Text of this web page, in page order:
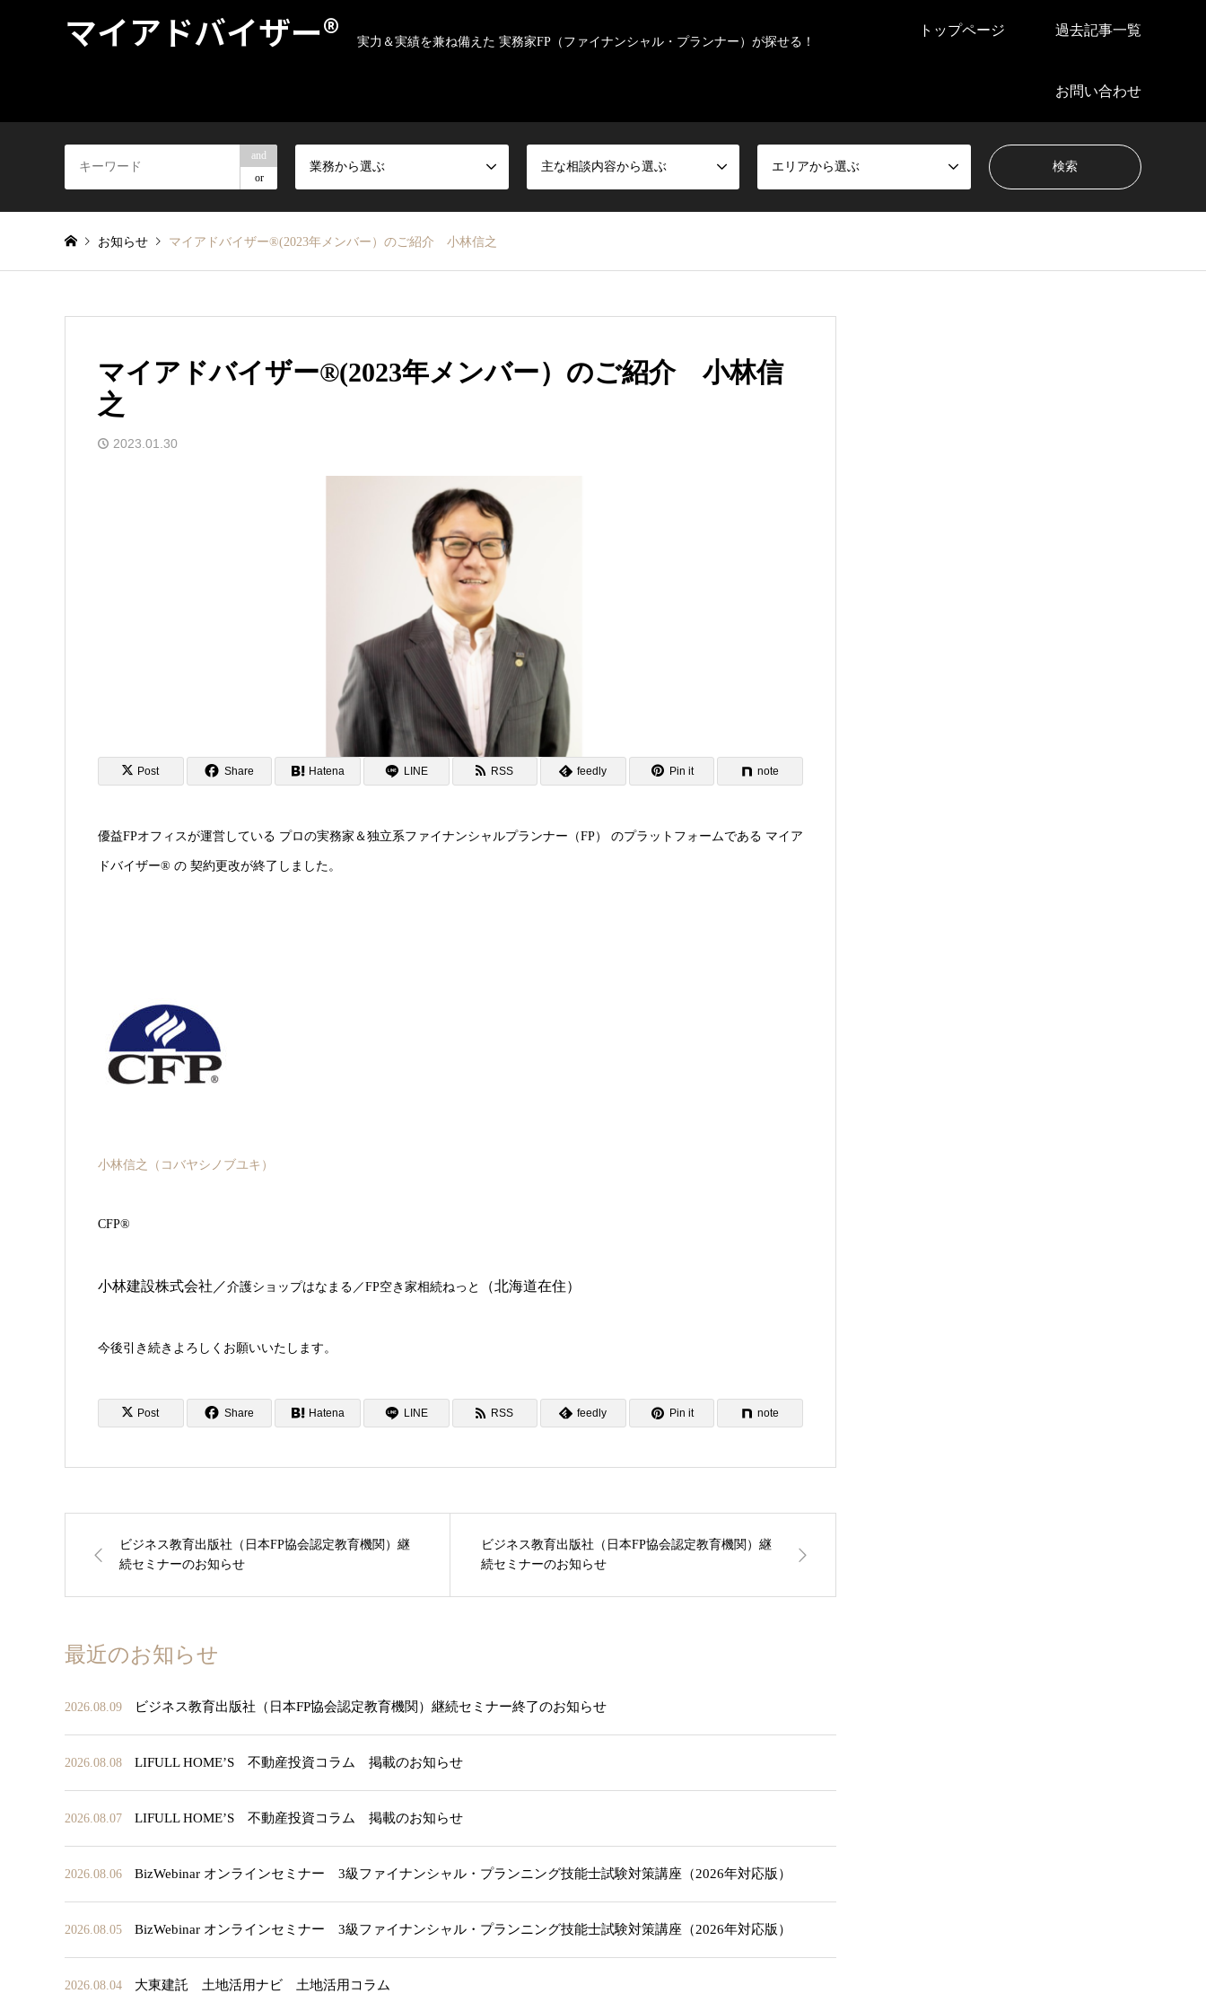
マイアドバイザー® 実力＆実績を兼ね備えた 実務家FP（ファイナンシャル・プランナー）が探せる！
トップページ 過去記事一覧
お問い合わせ
and
or
業務から選ぶ 主な相談内容から選ぶ エリアから選ぶ
お知らせ マイアドバイザー®(2023年メンバー）のご紹介 小林信之
マイアドバイザー®(2023年メンバー）のご紹介 小林信
之
2023.01.30
Post Share Hatena LINE RSS feedly Pin it note
優益FPオフィスが運営している プロの実務家＆独立系ファイナンシャルプランナー（FP） のプラットフォームである マイア
ドバイザー® の 契約更改が終了しました。
小林信之（コバヤシノ ブユキ ）
CFP®
小林建設株式会社／介護ショップはなまる／FP空き家相続ねっと （北海道在住）
今後引き続きよろしくお願いいたします。
Post Share Hatena LINE RSS feedly Pin it note
ビジネス教育出版社（日本FP協会認定教育機関）継
続セミナーのお知らせ
ビジネス教育出版社（日本FP協会認定教育機関）継
続セミナーのお知らせ
最近のお知らせ
2026.08.09 ビジネス教育出版社（日本FP協会認定教育機関）継続セミナー終了のお知らせ
2026.08.08 LIFULL HOME’S 不動産投資コラム 掲載のお知らせ
2026.08.07 LIFULL HOME’S 不動産投資コラム 掲載のお知らせ
2026.08.06 BizWebinar オンラインセミナー 3級ファイナンシャル・プランニング技能士試験対策講座（2026年対応版）
2026.08.05 BizWebinar オンラインセミナー 3級ファイナンシャル・プランニング技能士試験対策講座（2026年対応版）
2026.08.04 大東建託 土地活用ナビ 土地活用コラム